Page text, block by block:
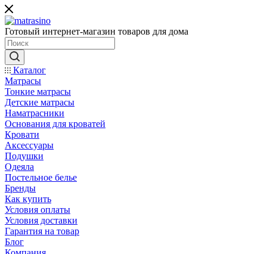
Готовый интернет-магазин товаров для дома
Каталог
Матрасы
Тонкие матрасы
Детские матрасы
Наматрасники
Основания для кроватей
Кровати
Аксессуары
Подушки
Одеяла
Постельное белье
Бренды
Как купить
Условия оплаты
Условия доставки
Гарантия на товар
Блог